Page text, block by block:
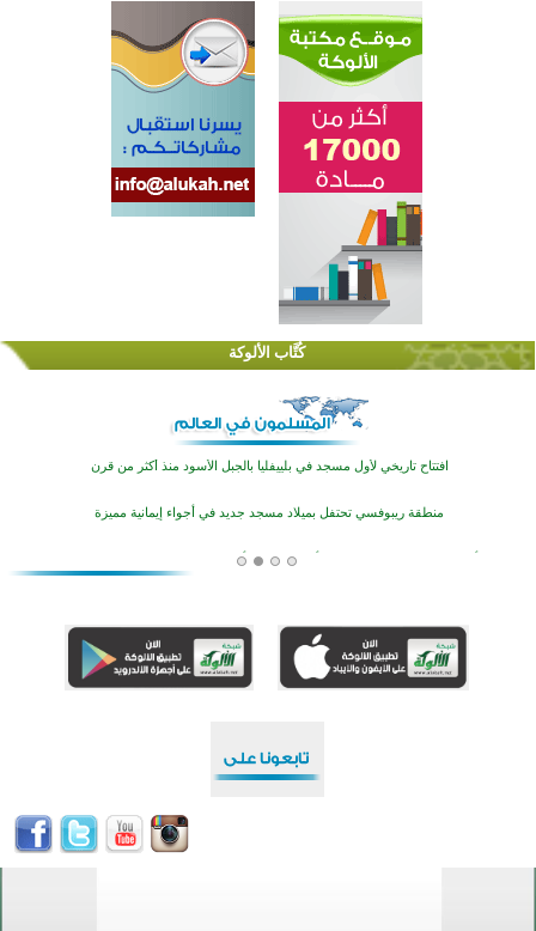
كُتَّاب الألوكة
اختتام الدورة التاسعة لمسابقة حفظ وتلاوة القرآن الكريم في أزناكاييف
تيسليتش تختتم برنامجا تعليميا لتعزيز القيم وبناء الشخصية للشباب المسلمين
اختتام منافسات قرآنية متميزة في بنغلاديش بمشاركة 3000 متسابق
افتتاح تاريخي لأول مسجد في بلييفليا بالجبل الأسود منذ أكثر من قرن
منطقة ريبوفسي تحتفل بميلاد مسجد جديد في أجواء إيمانية مميزة
أكبر مشروع إسلامي في ريف أستراليا يفتتح أبوابه بعد سنوات من العمل والعطاء
اختتام الدورة التاسعة لمسابقة حفظ وتلاوة القرآن الكريم في أزناكاييف